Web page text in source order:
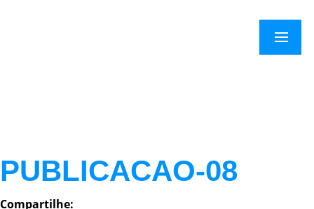
×
Menu
PUBLICACAO-08
Compartilhe: